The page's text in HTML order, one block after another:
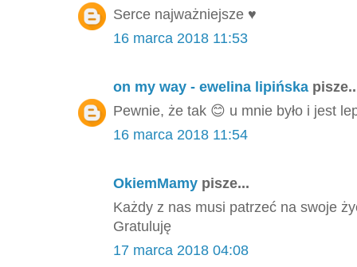
Serce najważniejsze ♥️
16 marca 2018 11:53
on my way - ewelina lipińska
Pewnie, że tak 😊 u mnie było i jest
16 marca 2018 11:54
OkiemMamy pisze...
Każdy z nas musi patrzeć na swoje
Gratuluję
17 marca 2018 04:08